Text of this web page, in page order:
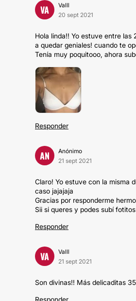
VA
Valll
20 sept 2021
Hola linda!! Yo estuve entre
a quedar geniales! cuando te
Tenía muy poquitooo, ahora
Responder
AN
Anónimo
21 sept 2021
Claro! Yo estuve con la misma
caso jajajaja
Gracias por responderme
Sii si queres y podes subí
Responder
VA
Valll
21 sept 2021
Son divinas!! Más delicaditas
Responder